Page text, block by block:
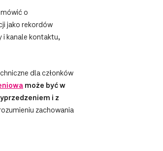
o
jako rekordów
i kanale kontaktu,
dla członków
może być w
i z
zachowania